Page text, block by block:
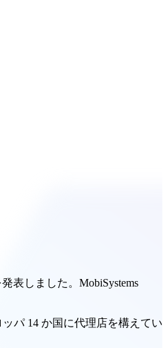
表しました。MobiSystems
パ 14 か国に代理店を構えてい